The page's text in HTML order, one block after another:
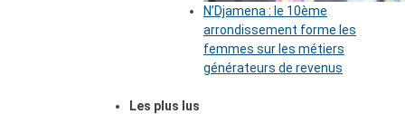
N’Djamena : le 10ème
arrondissement forme les
femmes sur les métiers
générateurs de revenus
Les plus lus